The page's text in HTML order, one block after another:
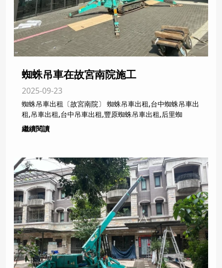
蜘蛛吊車在故宮南院施工
2025-09-23
蜘蛛吊車出租〔故宮南院〕 蜘蛛吊車出租,台中蜘蛛吊車出
租,吊車出租,台中吊車出租,豐原蜘蛛吊車出租,后里蜘
繼續閱讀